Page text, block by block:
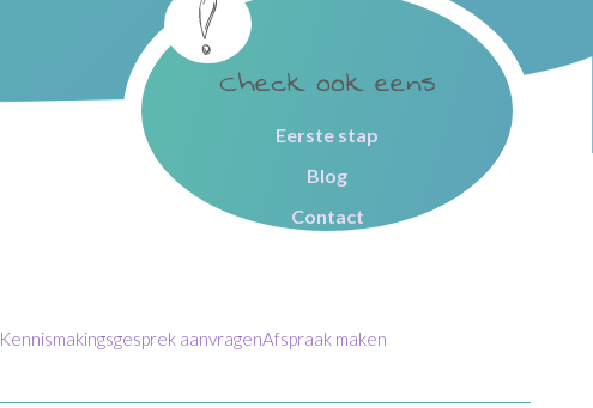
Check ook eens
Eerste stap
Blog
Contact
Kennismakingsgesprek aanvragenAfspraak maken